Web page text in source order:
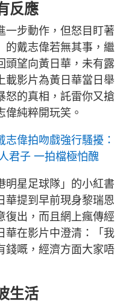
反應
一步動作，但怒目盯著
的戴志偉若無其事，繼
頭望向黃日華，未有露
載影片為黃日華當日舉
怒的真相，託雷你又搶
偉純粹開玩笑。
志偉拍吻戲強行騷擾：
君子 一拍檔極怕醜
明星足球隊」的小紅書
華提到早前現身黎瑞恩
復出，而且網上瘋傳經
華在影片中澄清：「我
錢嘅，經濟方面大家唔
生活